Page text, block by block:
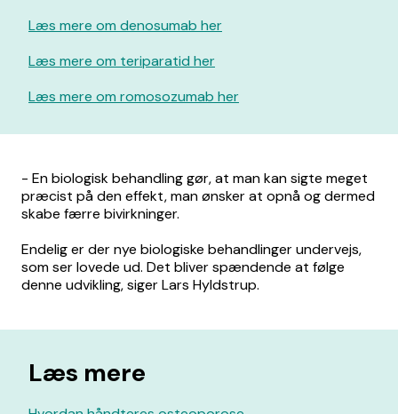
Læs mere om denosumab her
Læs mere om teriparatid her
Læs mere om romosozumab her
- En biologisk behandling gør, at man kan sigte meget
præcist på den effekt, man ønsker at opnå og dermed
skabe færre bivirkninger.
Endelig er der nye biologiske behandlinger undervejs,
som ser lovede ud. Det bliver spændende at følge
denne udvikling, siger Lars Hyldstrup.
Læs mere